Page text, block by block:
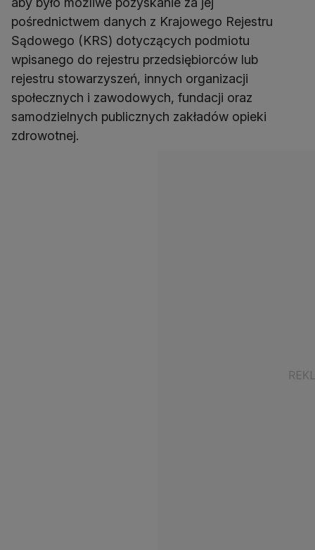
pośrednictwem danych z Krajowego Rejestru
Sądowego (KRS) dotyczących podmiotu
wpisanego do rejestru przedsiębiorców lub
rejestru stowarzyszeń, innych organizacji
społecznych i zawodowych, fundacji oraz
samodzielnych publicznych zakładów opieki